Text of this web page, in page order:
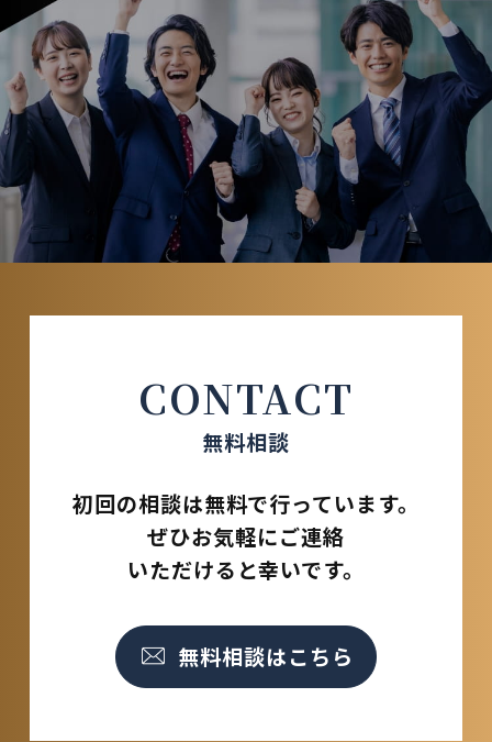
CONTACT
無料相談
初回の相談は無料で行っています。
ぜひお気軽にご連絡
いただけると幸いです。
無料相談はこちら